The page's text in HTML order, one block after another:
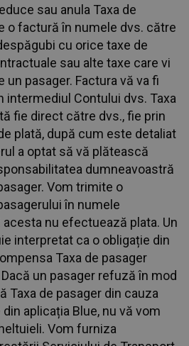
sau anula Taxa de
o factură în numele dvs. către
cu orice taxe de
sau alte taxe care vi
un pasager. Factura vă va fi
intermediul Contului dvs. Taxa
fie direct către dvs., fie prin
plată, după cum este detaliat
a optat să vă plătească
dumneavoastră
Vom trimite o
în numele
nu efectuează plata. Un
interpretat ca o obligație din
Taxa de pasager
un pasager refuză în mod
Taxa de pasager din cauza
aplicația Blue, nu vă vom
Vom furniza